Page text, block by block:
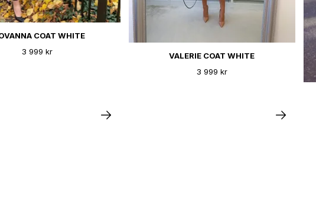
COAT WHITE
3 999 kr
VALERIE COAT WHITE
3 999 kr